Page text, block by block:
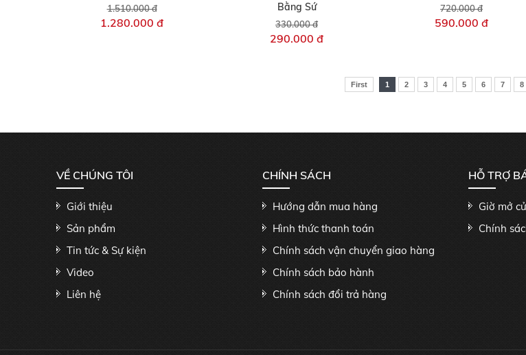
1.510.000 đ
1.280.000 đ
Bằng Sứ
330.000 đ
290.000 đ
720.000 đ
590.000 đ
First 1 2 3 4 5 6 7 8
VỀ CHÚNG TÔI
Giới thiệu
Sản phẩm
Tin tức & Sự kiện
Video
Liên hệ
CHÍNH SÁCH
Hướng dẫn mua hàng
Hình thức thanh toán
Chính sách vận chuyển giao hàng
Chính sách bảo hành
Chính sách đổi trả hàng
HỖ TRỢ
Giờ mở
Chính